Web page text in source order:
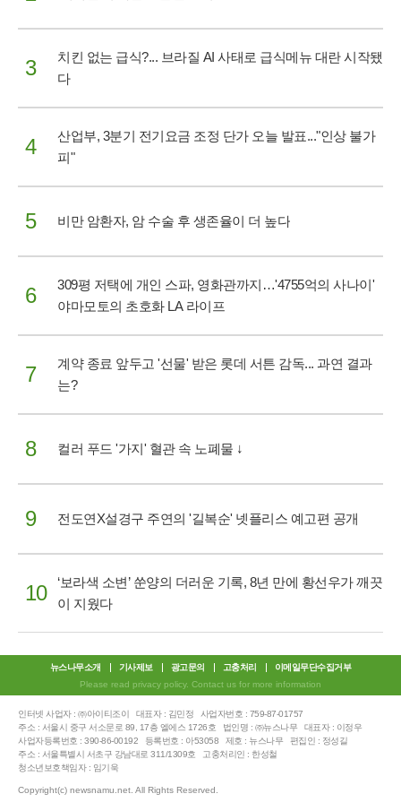
3
치킨 없는 급식?... 브라질 AI 사태로 급식메뉴 대란 시작됐
다
4
산업부, 3분기 전기요금 조정 단가 오늘 발표..."인상 불가
피"
5 비만 암환자, 암 수술 후 생존율이 더 높다
6
309평 저택에 개인 스파, 영화관까지…'4755억의 사나이'
야마모토의 초호화 LA 라이프
7
계약 종료 앞두고 '선물' 받은 롯데 서튼 감독... 과연 결과
는?
8 컬러 푸드 '가지' 혈관 속 노폐물 ↓
9 전도연X설경구 주연의 '길복순' 넷플리스 예고편 공개
10
‘보라색 소변’ 쑨양의 더러운 기록, 8년 만에 황선우가 깨끗
이 지웠다
뉴스나무소개 기사제보 광고문의 고충처리
이메일무단수집거부
Please read privacy policy. Contact us for more information
인터넷 사업자 : ㈜아이티조이 대표자 : 김민정
사업자번호 : 759-87-01757
주소 : 서울시 중구 서소문로 89, 17층 엘에스 1726호
법인명 : ㈜뉴스나무
대표자 : 이정우
사업자등록번호 : 390-86-00192
등록번호 : 아53058 제호 : 뉴스나무
편집인 : 정성길
주소 : 서울특별시 서초구 강남대로 311/1309호
고충처리인 : 한성철
청소년보호책임자 : 임기욱
Copyright(c) newsnamu.net. All Rights Reserved.